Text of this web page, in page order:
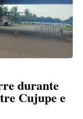
durante
Cujupe e